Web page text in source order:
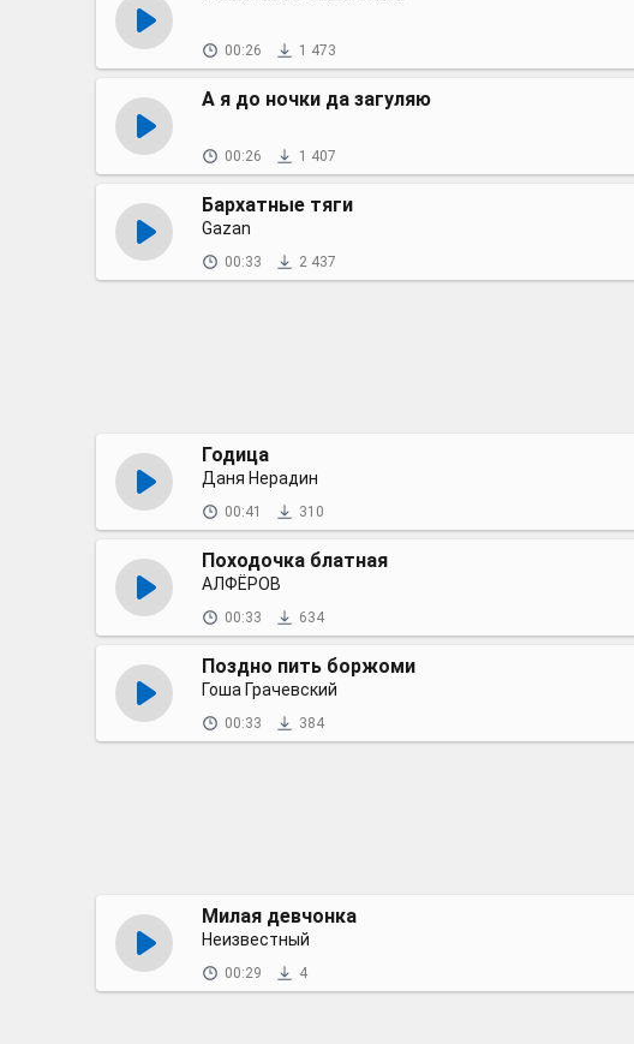
00:26 1 473
А я до ночки да загуляю
00:26 1 407
Бархатные тяги
Gazan
00:33 2 437
Годица
Даня Нерадин
00:41 310
Походочка блатная
АЛФЁРОВ
00:33 634
Поздно пить боржоми
Гоша Грачевский
00:33 384
Милая девчонка
Неизвестный
00:29 4